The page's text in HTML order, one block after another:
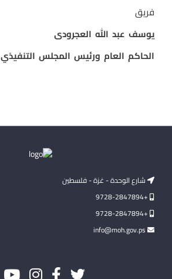
فريق
يوسف عبد الله العجرودى
الحاكم العام ورئيس المجلس التنفيذي
شارع الوحدة - غزة - فلسطين
+9728-2847894
+9728-2847894